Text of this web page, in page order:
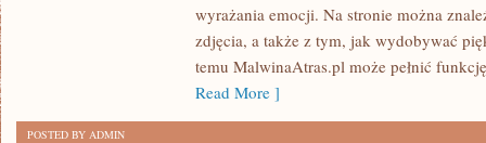
wyrażania emocji. Na stronie można
zdjęcia, a także z tym, jak wydobywać
temu MalwinaAtras.pl może pełnić
Read More ]
POSTED BY ADMIN